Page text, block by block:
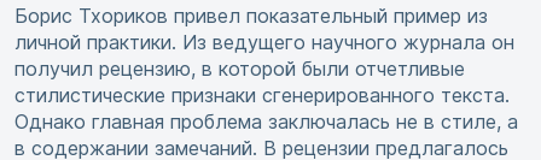
Борис Тхориков привел показательный пример из
личной практики. Из ведущего научного журнала он
получил рецензию, в которой были отчетливые
стилистические признаки сгенерированного текста.
Однако главная проблема заключалась не в стиле, а
в содержании замечаний. В рецензии предлагалось